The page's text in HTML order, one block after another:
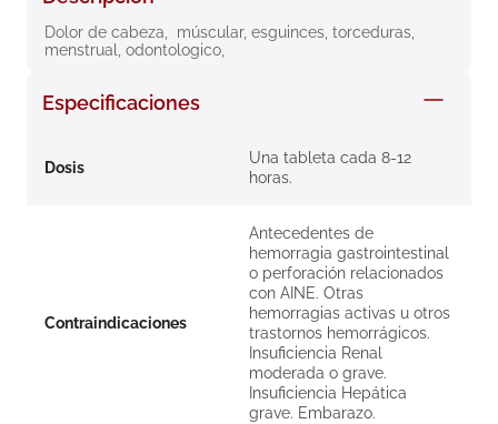
Dolor de cabeza,  múscular, esguinces, torceduras,
menstrual, odontologico,
Especificaciones
Dosis
Una tableta cada 8-12
horas.
Contraindicaciones
Antecedentes de
hemorragia gastrointestinal
o perforación relacionados
con AINE. Otras
hemorragias activas u otros
trastornos hemorrágicos.
Insuficiencia Renal
moderada o grave.
Insuficiencia Hepática
grave. Embarazo.
7. isdin
9. nivea